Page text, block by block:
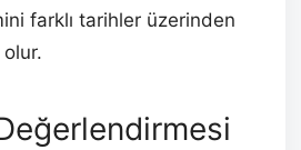
farklı tarihler üzerinden
olur.